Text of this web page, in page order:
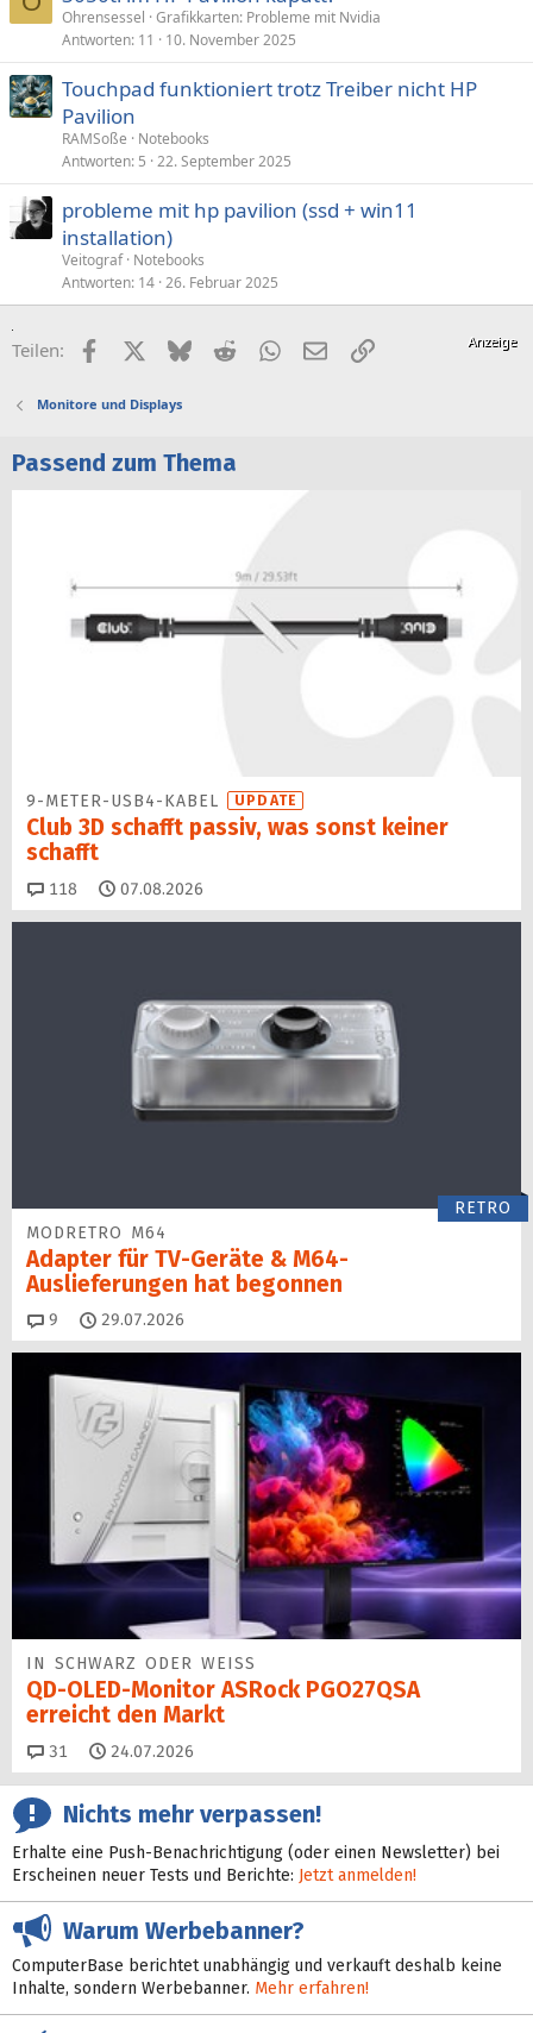
Ohrensessel Grafikkarten: Probleme mit Nvidia
Antworten 11 10. November 2025
Touchpad funktioniert trotz Treiber nicht HP
Pavilion
RAMSoße
Notebooks
Antworten 5 22. September 2025
probleme mit hp pavilion (ssd + win11
installation)
Veitograf Notebooks
Antworten 14 26. Februar 2025
Teilen: FacebookX (Twitter)
BlueskyRedditWhatsApp
E-MailLink
Monitore und Displays
Passend zum Thema
9-METER-USB4-KABEL UPDATE
Club 3D schafft passiv, was sonst keiner
schafft
118 Kommentare
07.08.2026
RETRO
MODRETRO M64
Adapter für TV-Geräte & M64-
Auslieferungen hat begon­nen
9 Kommentare
29.07.2026
IN SCHWARZ ODER WEISS
QD-OLED-Monitor ASRock PGO27QSA
erreicht den Markt
31 Kommentare
24.07.2026
Nichts mehr verpassen!
Erhalte eine Push-Benachrichtigung (oder einen Newsletter) bei
Erscheinen neuer Tests und Berichte: Jetzt anmelden!
Warum Werbebanner?
ComputerBase berichtet unabhängig und verkauft deshalb keine
Inhalte, sondern Werbebanner. Mehr erfahren!